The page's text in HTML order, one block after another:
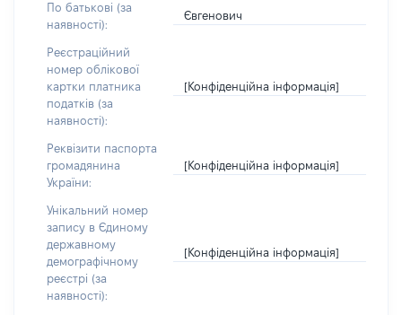
По батькові (за
наявності):
Євгенович
Реєстраційний
номер облікової
картки платника
податків (за
наявності):
[Конфіденційна інформація]
Реквізити паспорта
громадянина
України:
[Конфіденційна інформація]
Унікальний номер
запису в Єдиному
державному
демографічному
реєстрі (за
наявності):
[Конфіденційна інформація]